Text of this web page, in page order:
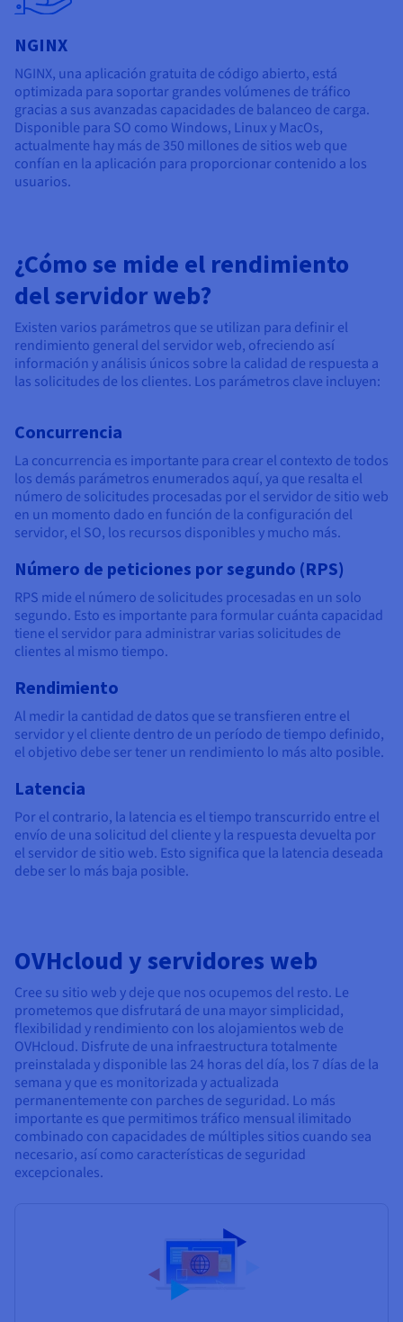
NGINX
NGINX, una aplicación gratuita de código abierto, está
optimizada para soportar grandes volúmenes de tráfico
gracias a sus avanzadas capacidades de balanceo de carga.
Disponible para SO como Windows, Linux y MacOs,
actualmente hay más de 350 millones de sitios web que
confían en la aplicación para proporcionar contenido a los
usuarios.
¿Cómo se mide el rendimiento
del servidor web?
Existen varios parámetros que se utilizan para definir el
rendimiento general del servidor web, ofreciendo así
información y análisis únicos sobre la calidad de respuesta a
las solicitudes de los clientes. Los parámetros clave incluyen:
Concurrencia
La concurrencia es importante para crear el contexto de todos
los demás parámetros enumerados aquí, ya que resalta el
número de solicitudes procesadas por el servidor de sitio web
en un momento dado en función de la configuración del
servidor, el SO, los recursos disponibles y mucho más.
Número de peticiones por segundo (RPS)
RPS mide el número de solicitudes procesadas en un solo
segundo. Esto es importante para formular cuánta capacidad
tiene el servidor para administrar varias solicitudes de
clientes al mismo tiempo.
Rendimiento
Al medir la cantidad de datos que se transfieren entre el
servidor y el cliente dentro de un período de tiempo definido,
el objetivo debe ser tener un rendimiento lo más alto posible.
Latencia
Por el contrario, la latencia es el tiempo transcurrido entre el
envío de una solicitud del cliente y la respuesta devuelta por
el servidor de sitio web. Esto significa que la latencia deseada
debe ser lo más baja posible.
OVHcloud y servidores web
Cree su sitio web y deje que nos ocupemos del resto. Le
prometemos que disfrutará de una mayor simplicidad,
flexibilidad y rendimiento con los alojamientos web de
OVHcloud. Disfrute de una infraestructura totalmente
preinstalada y disponible las 24 horas del día, los 7 días de la
semana y que es monitorizada y actualizada
permanentemente con parches de seguridad. Lo más
importante es que permitimos tráfico mensual ilimitado
combinado con capacidades de múltiples sitios cuando sea
necesario, así como características de seguridad
excepcionales.